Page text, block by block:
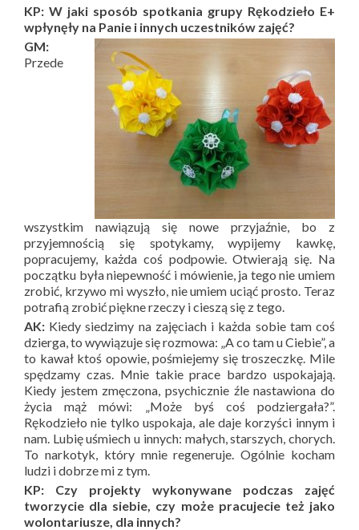
KP: W jaki sposób spotkania grupy Rękodzieło E+
wpłynęły na Panie i innych uczestników zajęć?
GM:
Przede
wszystkim nawiązują się nowe przyjaźnie, bo z
przyjemnością się spotykamy, wypijemy kawkę,
popracujemy, każda coś podpowie. Otwierają się. Na
początku była niepewność i mówienie, ja tego nie umiem
zrobić, krzywo mi wyszło, nie umiem uciąć prosto. Teraz
potrafią zrobić piękne rzeczy i cieszą się z tego.
AK: Kiedy siedzimy na zajęciach i każda sobie tam coś
dzierga, to wywiązuje się rozmowa: „A co tam u Ciebie”, a
to kawał ktoś opowie, pośmiejemy się troszeczkę. Mile
spędzamy czas. Mnie takie prace bardzo uspokajają.
Kiedy jestem zmęczona, psychicznie źle nastawiona do
życia mąż mówi: „Może byś coś podziergała?”.
Rękodzieło nie tylko uspokaja, ale daje korzyści innym i
nam. Lubię uśmiech u innych: małych, starszych, chorych.
To narkotyk, który mnie regeneruje. Ogólnie kocham
ludzi i dobrze mi z tym.
KP: Czy projekty wykonywane podczas zajęć
tworzycie dla siebie, czy może pracujecie też jako
wolontariusze, dla innych?